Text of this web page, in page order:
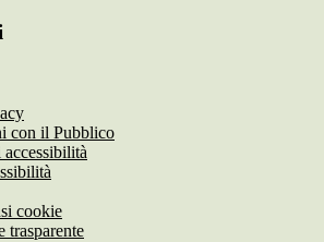
con il Pubblico
cookie
trasparente